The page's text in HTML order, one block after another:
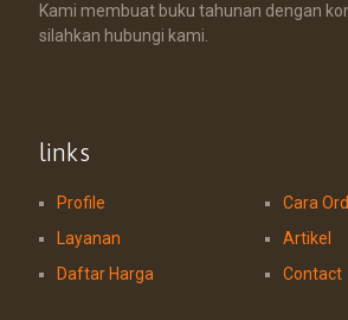
Kami membuat buku tahunan dengan
silahkan hubungi kami.
links
Profile
Layanan
Daftar Harga
Cara
Artikel
Contact